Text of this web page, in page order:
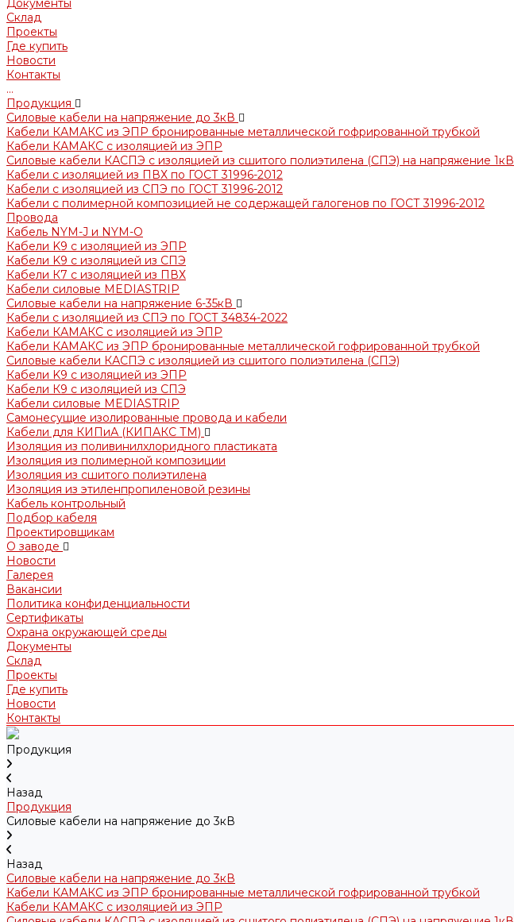
Документы
Склад
Проекты
Где купить
Новости
Контакты
...
Продукция
Силовые кабели на напряжение до 3кВ
Кабели КАМАКС из ЭПР бронированные металлической гофрированной трубкой
Кабели КАМАКС с изоляцией из ЭПР
Силовые кабели КАСПЭ с изоляцией из сшитого полиэтилена (СПЭ) на напряжение 1кВ
Кабели с изоляцией из ПВХ по ГОСТ 31996-2012
Кабели с изоляцией из СПЭ по ГОСТ 31996-2012
Кабели с полимерной композицией не содержащей галогенов по ГОСТ 31996-2012
Провода
Кабель NYM-J и NYM-O
Кабели K9 с изоляцией из ЭПР
Кабели K9 с изоляцией из СПЭ
Кабели К7 с изоляцией из ПВХ
Кабели силовые MEDIASTRIP
Силовые кабели на напряжение 6-35кВ
Кабели с изоляцией из СПЭ по ГОСТ 34834-2022
Кабели КАМАКС с изоляцией из ЭПР
Кабели КАМАКС из ЭПР бронированные металлической гофрированной трубкой
Силовые кабели КАСПЭ с изоляцией из сшитого полиэтилена (СПЭ)
Кабели K9 с изоляцией из ЭПР
Кабели К9 с изоляцией из СПЭ
Кабели силовые MEDIASTRIP
Самонесущие изолированные провода и кабели
Кабели для КИПиА (КИПАКС ТМ)
Изоляция из поливинилхлоридного пластиката
Изоляция из полимерной композиции
Изоляция из сшитого полиэтилена
Изоляция из этиленпропиленовой резины
Кабель контрольный
Подбор кабеля
Проектировщикам
О заводе
Новости
Галерея
Вакансии
Политика конфиденциальности
Сертификаты
Охрана окружающей среды
Документы
Склад
Проекты
Где купить
Новости
Контакты
Продукция
Назад
Продукция
Силовые кабели на напряжение до 3кВ
Назад
Силовые кабели на напряжение до 3кВ
Кабели КАМАКС из ЭПР бронированные металлической гофрированной трубкой
Кабели КАМАКС с изоляцией из ЭПР